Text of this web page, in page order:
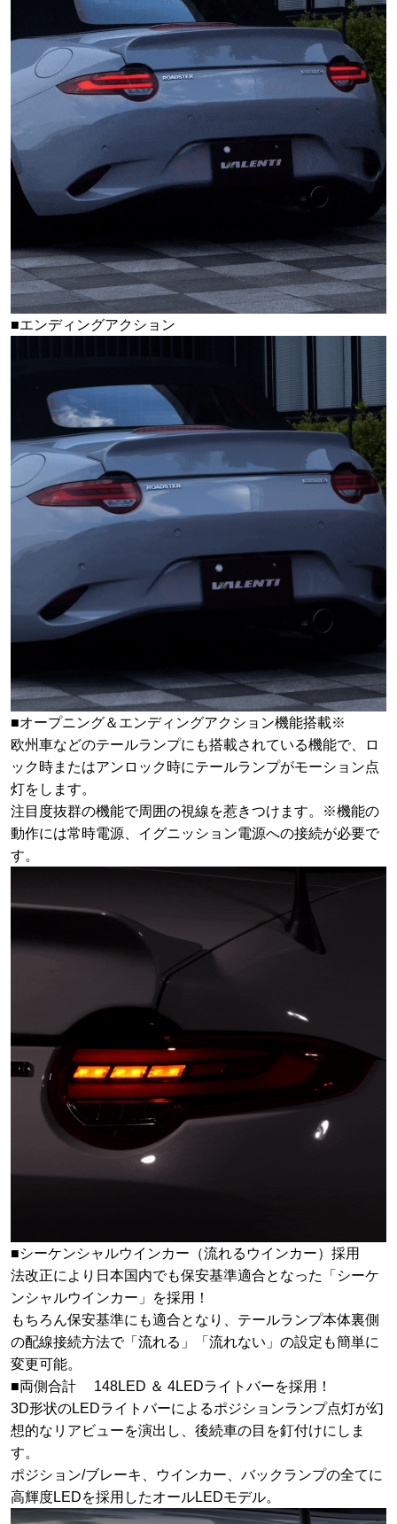
■エンディングアクション
■オープニング＆エンディングアクション機能搭載※
欧州車などのテールランプにも搭載されている機能で、ロ
ック時またはアンロック時にテールランプがモーション点
灯をします。
注目度抜群の機能で周囲の視線を惹きつけます。※機能の
動作には常時電源、イグニッション電源への接続が必要で
す。
■シーケンシャルウインカー（流れるウインカー）採用
法改正により日本国内でも保安基準適合となった「シーケ
ンシャルウインカー」を採用！
もちろん保安基準にも適合となり、テールランプ本体裏側
の配線接続方法で「流れる」「流れない」の設定も簡単に
変更可能。
■両側合計 148LED ＆ 4LEDライトバーを採用！
3D形状のLEDライトバーによるポジションランプ点灯が幻
想的なリアビューを演出し、後続車の目を釘付けにしま
す。
ポジション/ブレーキ、ウインカー、バックランプの全てに
高輝度LEDを採用したオールLEDモデル。